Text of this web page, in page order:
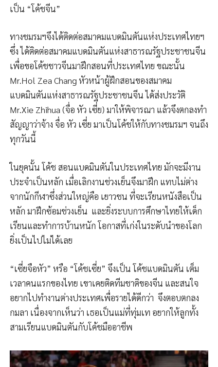
เป็น “โค้ชจีน”
ทางชมรมฯจึงได้ติดต่อสมาคมแบดมินตันแห่งประเทศไทยฯ
ซึ่ง ได้ติดต่อสมาคมแบดมินตันแห่งสาธารณรัฐประชาชนจีน
เพื่อขอโค้ชชาวจีนมาฝึกสอนที่ประเทศไทย ขณะนั้น
Mr.Hol Zea Chang หัวหน้าผู้ฝึกสอนของสมาคม
แบดมินตันแห่งสาธารณรัฐประชาชนจีน ได้ส่งประวัติ
Mr.Xie Zhihua (จื่อ หัว เซี่ย) มาให้พิจารณา แล้วจึงตกลงทำ
สัญญาว่าจ้าง จื่อ หัว เซี่ย มาเป็นโค้ชให้กับทางชมรมฯ จนถึง
ทุกวันนี้
ในยุคนั้น โค้ช สอนแบดมินตันในประเทศไทย มักจะมีงาน
ประจำเป็นหลัก เมื่อเลิกงานช่วงเย็นจึงมาฝึก แทบไม่ต่าง
จากนักกีฬาซึ่งส่วนใหญ่คือ เยาวชน ที่จะเรียนหนังสือเป็น
หลัก มาฝึกซ้อมช่วงเย็น และยิ่งระบบการศึกษาไทยให้เด็ก
เรียนและทำการบ้านหนัก โอกาสที่เก่งในระดับนำของโลก
ยิ่งเป็นไปไม่ได้เลย
“เซี่ยจือหัว” หรือ “โค้ชเซี่ย” จึงเป็น โค้ชแบดมินตัน เต็ม
เวลาคนแรกของไทย เขาเคยติดทีมชาติของจีน และสนใจ
อยากไปทำงานต่างประเทศเพื่อรายได้ดีกว่า จึงตอบตกลง
กมลา เนื่องจากเห็นว่า เธอเป็นแม่ที่ทุ่มเท อยากให้ลูกทั้ง
สามเรียนแบดมินตันกับโค้ชมืออาชีพ